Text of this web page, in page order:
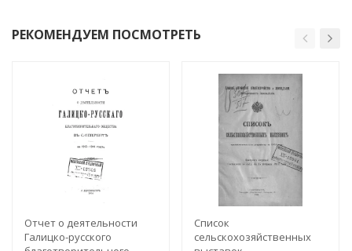
РЕКОМЕНДУЕМ ПОСМОТРЕТЬ
Отчет о деятельности
Галицко-русского
Список
сельскохозяйственных